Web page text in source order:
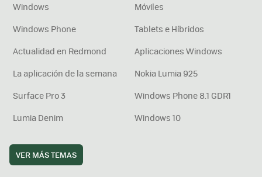
Windows
Móviles
Windows Phone
Tablets e Híbridos
Actualidad en Redmond
Aplicaciones Windows
La aplicación de la semana
Nokia Lumia 925
Surface Pro 3
Windows Phone 8.1 GDR1
Lumia Denim
Windows 10
VER MÁS TEMAS